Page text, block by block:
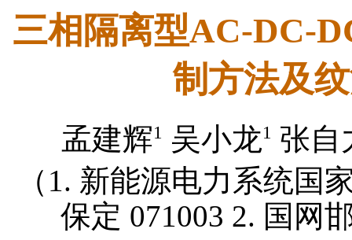
三相隔离型AC-DC-
制方法及
孟建辉1 吴小龙1 张自
（1. 新能源电力系统国
保定 071003 2. 国网